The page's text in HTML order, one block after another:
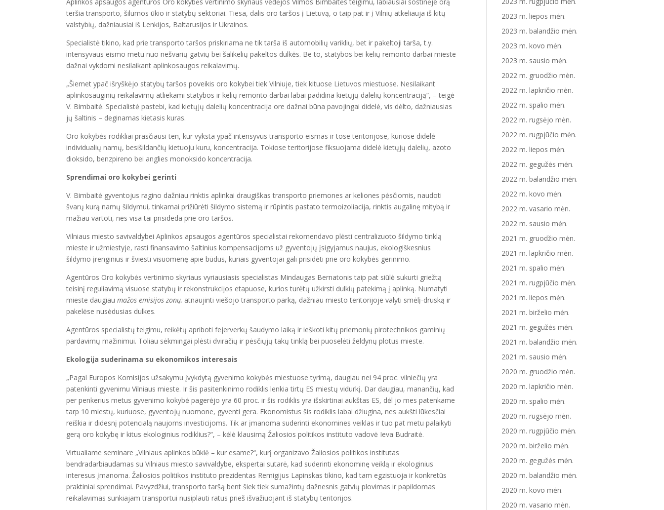
teršia transporto, šilumos ūkio ir statybų sektoriai. Tiesa, dalis oro taršos į Lietuvą, o taip pat ir į Vilnių atkeliauja iš kitų
valstybių, dažniausiai iš Lenkijos, Baltarusijos ir Ukrainos.
Specialistė tikino, kad prie transporto taršos priskiriama ne tik tarša iš automobilių variklių, bet ir pakeltoji tarša, t.y.
intensyvaus eismo metu nuo nešvarių gatvių bei šalikelių pakeltos dulkės. Be to, statybos bei kelių remonto darbai mieste
dažnai vykdomi nesilaikant aplinkosaugos reikalavimų.
„Šiemet ypač išryškėjo statybų taršos poveikis oro kokybei tiek Vilniuje, tiek kituose Lietuvos miestuose. Nesilaikant
aplinkosauginių reikalavimų atliekami statybos ir kelių remonto darbai labai padidina kietųjų dalelių koncentraciją“, – teigė
V. Bimbaitė. Specialistė pastebi, kad kietųjų dalelių koncentracija ore dažnai būna pavojingai didelė, vis dėlto, dažniausias
jų šaltinis – deginamas kietasis kuras.
Oro kokybės rodikliai prasčiausi ten, kur vyksta ypač intensyvus transporto eismas ir tose teritorijose, kuriose didelė
individualių namų, besišildančių kietuoju kuru, koncentracija. Tokiose teritorijose fiksuojama didelė kietųjų dalelių, azoto
dioksido, benzpireno bei anglies monoksido koncentracija.
Sprendimai oro kokybei gerinti
V. Bimbaitė gyventojus ragino dažniau rinktis aplinkai draugiškas transporto priemones ar keliones pėsčiomis, naudoti
švarų kurą namų šildymui, tinkamai prižiūrėti šildymo sistemą ir rūpintis pastato termoizoliacija, rinktis augalinę mitybą ir
mažiau vartoti, nes visa tai prisideda prie oro taršos.
Vilniaus miesto savivaldybei Aplinkos apsaugos agentūros specialistai rekomendavo plėsti centralizuoto šildymo tinklą
mieste ir užmiestyje, rasti finansavimo šaltinius kompensacijoms už gyventojų įsigyjamus naujus, ekologiškesnius
šildymo įrenginius ir šviesti visuomenę apie būdus, kuriais gyventojai gali prisidėti prie oro kokybės gerinimo.
Agentūros Oro kokybės vertinimo skyriaus vyriausiasis specialistas Mindaugas Bernatonis taip pat siūlė sukurti griežtą
teisinį reguliavimą visuose statybų ir rekonstrukcijos etapuose, kurios turėtų užkirsti dulkių patekimą į aplinką. Numatyti
mieste daugiaumažos emisijos zonų, atnaujinti viešojo transporto parką, dažniau miesto teritorijoje valyti smėlį-druską ir
pakelėse nusėdusias dulkes.
Agentūros specialistų teigimu, reikėtų apriboti fejerverkų šaudymo laiką ir ieškoti kitų priemonių pirotechnikos gaminių
pardavimų mažinimui. Toliau sėkmingai plėsti dviračių ir pėsčiųjų takų tinklą bei puoselėti želdynų plotus mieste.
Ekologija suderinama su ekonomikos interesais
„Pagal Europos Komisijos užsakymu įvykdytą gyvenimo kokybės miestuose tyrimą, daugiau nei 94 proc. vilniečių yra
patenkinti gyvenimu Vilniaus mieste. Ir šis pasitenkinimo rodiklis lenkia tirtų ES miestų vidurkį. Dar daugiau, manančių, kad
per penkerius metus gyvenimo kokybė pagerėjo yra 60 proc. ir šis rodiklis yra išskirtinai aukštas ES, dėl jo mes patenkame
tarp 10 miestų, kuriuose, gyventojų nuomone, gyventi gera. Ekonomistus šis rodiklis labai džiugina, nes aukšti lūkesčiai
reiškia ir didesnį potencialą naujoms investicijoms. Tik ar įmanoma suderinti ekonomines veiklas ir tuo pat metu palaikyti
gerą oro kokybę ir kitus ekologinius rodiklius?“, – kėlė klausimą Žaliosios politikos instituto vadovė Ieva Budraitė.
Virtualiame seminare „Vilniaus aplinkos būklė – kur esame?“, kurį organizavo Žaliosios politikos institutas
bendradarbiaudamas su Vilniaus miesto savivaldybe, ekspertai sutarė, kad suderinti ekonominę veiklą ir ekologinius
interesus įmanoma. Žaliosios politikos instituto prezidentas Remigijus Lapinskas tikino, kad tam egzistuoja ir konkretūs
praktiniai sprendimai. Pavyzdžiui, transporto taršą bent šiek tiek sumažintų dažnesnis gatvių plovimas ir papildomas
reikalavimas sunkiajam transportui nusiplauti ratus prieš išvažiuojant iš statybų teritorijos.
2023 m. liepos mėn.
2023 m. balandžio mėn.
2023 m. kovo mėn.
2023 m. sausio mėn.
2022 m. gruodžio mėn.
2022 m. lapkričio mėn.
2022 m. spalio mėn.
2022 m. rugsėjo mėn.
2022 m. rugpjūčio mėn.
2022 m. liepos mėn.
2022 m. gegužės mėn.
2022 m. balandžio mėn.
2022 m. kovo mėn.
2022 m. vasario mėn.
2022 m. sausio mėn.
2021 m. gruodžio mėn.
2021 m. lapkričio mėn.
2021 m. spalio mėn.
2021 m. rugpjūčio mėn.
2021 m. liepos mėn.
2021 m. birželio mėn.
2021 m. gegužės mėn.
2021 m. balandžio mėn.
2021 m. sausio mėn.
2020 m. gruodžio mėn.
2020 m. lapkričio mėn.
2020 m. spalio mėn.
2020 m. rugsėjo mėn.
2020 m. rugpjūčio mėn.
2020 m. birželio mėn.
2020 m. gegužės mėn.
2020 m. balandžio mėn.
2020 m. kovo mėn.
2020 m. vasario mėn.